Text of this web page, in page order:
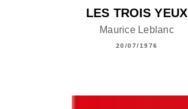
LES TROIS YEUX
Maurice Leblanc
20/07/1976